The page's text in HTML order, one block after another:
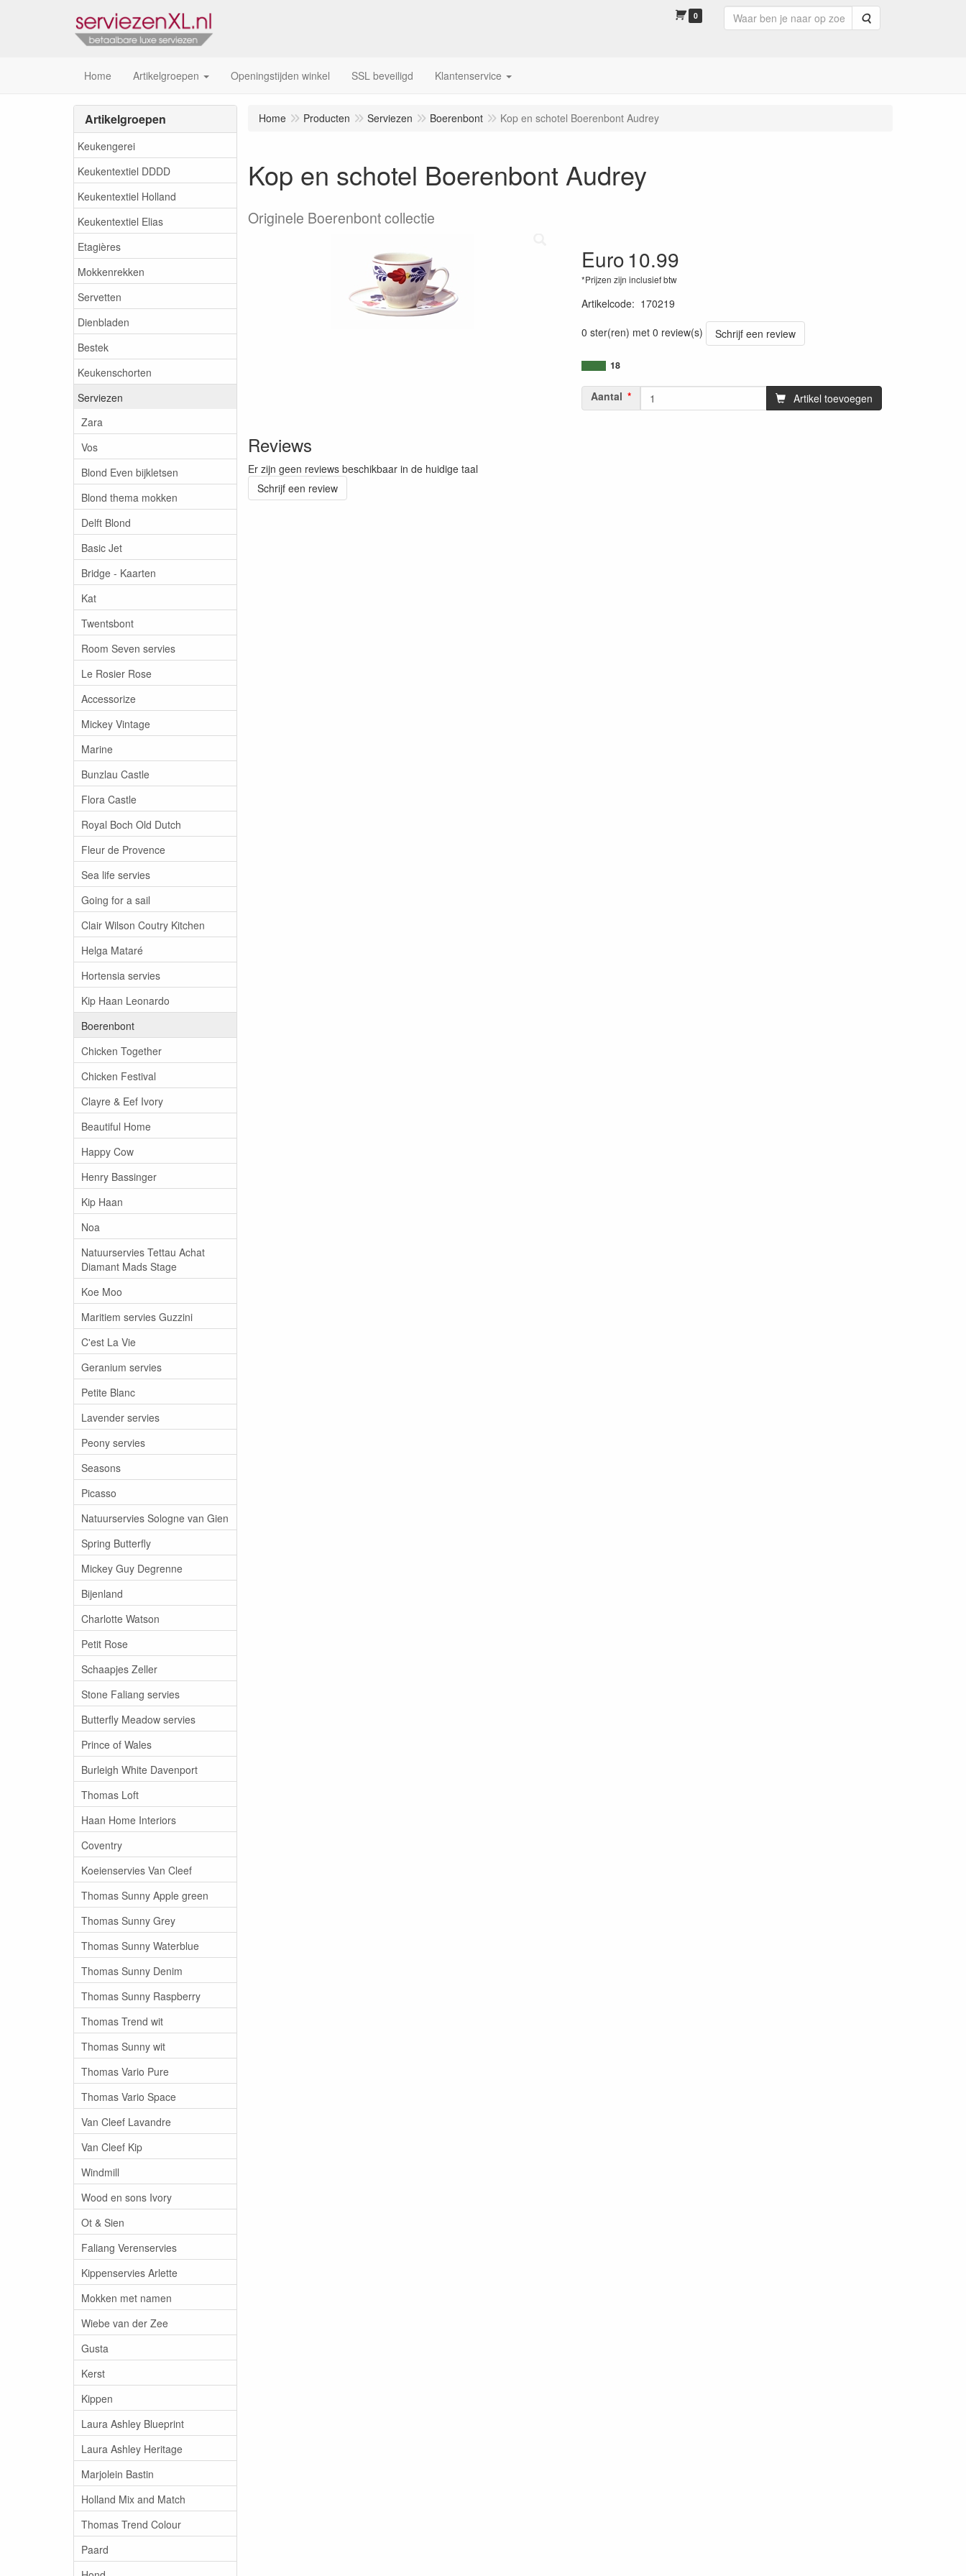
0 Zoeken
Home Artikelgroepen Openingstijden winkel SSL beveiligd Klantenservice
Artikelgroepen
Keukengerei
Keukentextiel DDDD
Keukentextiel Holland
Keukentextiel Elias
Etagières
Mokkenrekken
Servetten
Dienbladen
Bestek
Keukenschorten
Serviezen
Zara
Vos
Blond Even bijkletsen
Blond thema mokken
Delft Blond
Basic Jet
Bridge - Kaarten
Kat
Twentsbont
Room Seven servies
Le Rosier Rose
Accessorize
Mickey Vintage
Marine
Bunzlau Castle
Flora Castle
Royal Boch Old Dutch
Fleur de Provence
Sea life servies
Going for a sail
Clair Wilson Coutry Kitchen
Helga Mataré
Hortensia servies
Kip Haan Leonardo
Boerenbont
Chicken Together
Chicken Festival
Clayre & Eef Ivory
Beautiful Home
Happy Cow
Henry Bassinger
Kip Haan
Noa
Natuurservies Tettau Achat
Diamant Mads Stage
Koe Moo
Maritiem servies Guzzini
C'est La Vie
Geranium servies
Petite Blanc
Lavender servies
Peony servies
Seasons
Picasso
Natuurservies Sologne van Gien
Spring Butterfly
Mickey Guy Degrenne
Bijenland
Charlotte Watson
Petit Rose
Schaapjes Zeller
Stone Faliang servies
Butterfly Meadow servies
Prince of Wales
Burleigh White Davenport
Thomas Loft
Haan Home Interiors
Coventry
Koeienservies Van Cleef
Thomas Sunny Apple green
Thomas Sunny Grey
Thomas Sunny Waterblue
Thomas Sunny Denim
Thomas Sunny Raspberry
Thomas Trend wit
Thomas Sunny wit
Thomas Vario Pure
Thomas Vario Space
Van Cleef Lavandre
Van Cleef Kip
Windmill
Wood en sons Ivory
Ot & Sien
Faliang Verenservies
Kippenservies Arlette
Mokken met namen
Wiebe van der Zee
Gusta
Kerst
Kippen
Laura Ashley Blueprint
Laura Ashley Heritage
Marjolein Bastin
Holland Mix and Match
Thomas Trend Colour
Paard
Home Producten Serviezen Boerenbont Kop en schotel Boerenbont Audrey
Kop en schotel Boerenbont Audrey
Originele Boerenbont collectie
Euro10.99
*Prijzen zijn inclusief btw
Artikelcode: 170219
0 ster(ren) met 0 review(s)
Schrijf een review
18
Aantal Artikel toevoegen
Reviews
Er zijn geen reviews beschikbaar in de huidige taal
Schrijf een review